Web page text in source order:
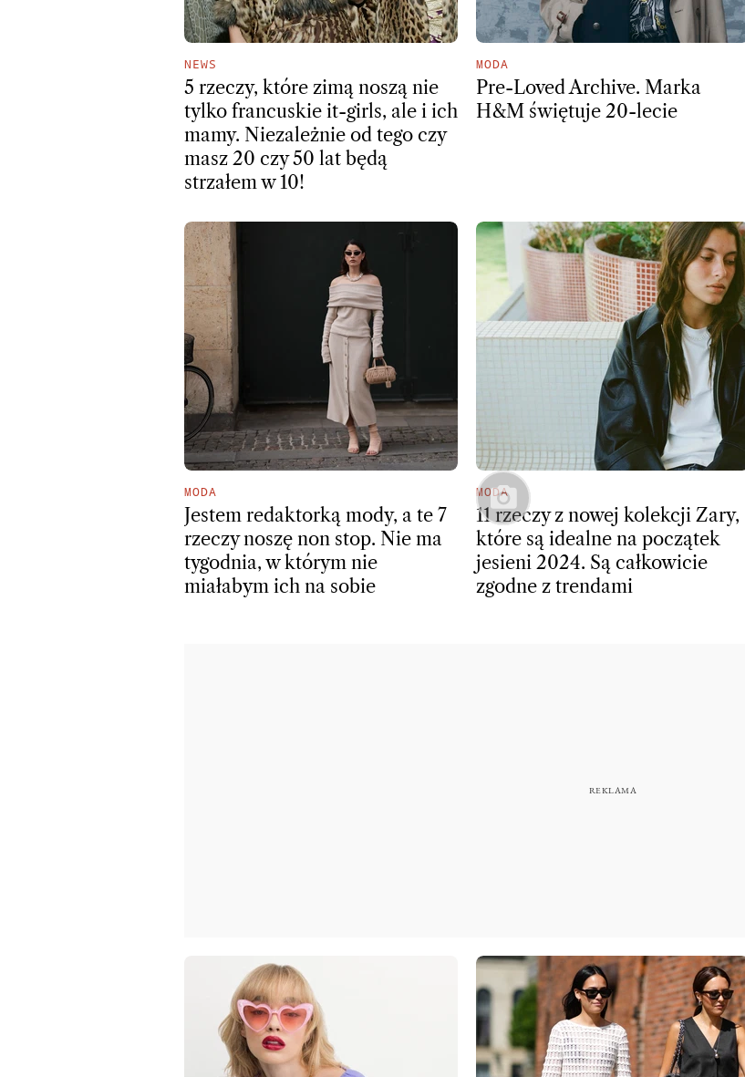
NEWS
5 rzeczy, które zimą noszą nie
tylko francuskie it-girls, ale i ich
mamy. Niezależnie od tego czy
masz 20 czy 50 lat będą
strzałem w 10!
MODA
Pre-Loved Archive. Marka
H&M świętuje 20-lecie
MODA
Jestem redaktorką mody, a te 7
rzeczy noszę non stop. Nie ma
tygodnia, w którym nie
miałabym ich na sobie
MODA
11 rzeczy z nowej kolekcji Zary,
które są idealne na początek
jesieni 2024. Są całkowicie
zgodne z trendami